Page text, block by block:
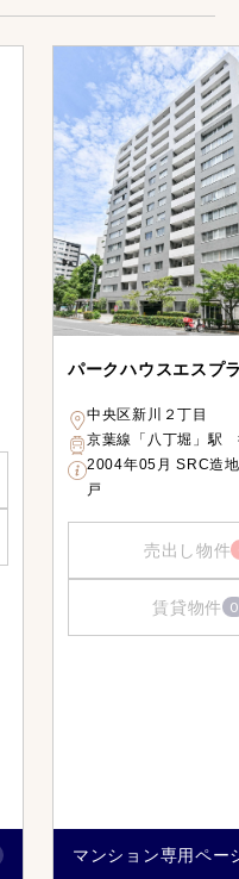
パークハウスエスプ
中央区新川２丁目
京葉線「八丁堀」駅
2004年05月 SRC造
戸
売出し物件
賃貸物件 0
マンション専用ペー